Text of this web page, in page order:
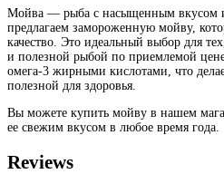
Мойва — рыба с насыщенным вкусом
предлагаем замороженную мойву,
качество. Это идеальный выбор для
и полезной рыбой по приемлемой
омега-3 жирными кислотами, что
полезной для здоровья.
Вы можете купить мойву в нашем
ее свежим вкусом в любое время года.
Reviews